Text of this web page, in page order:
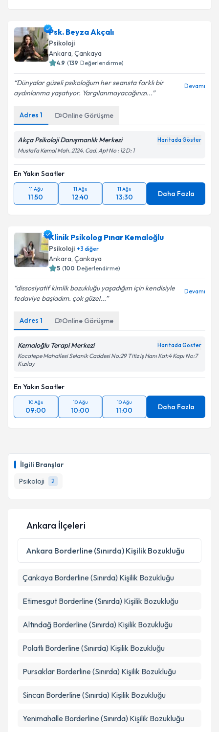
İlgili Branşlar
Psikoloji
2
Psk. Beyza Akçalı
Psikoloji
Ankara, Çankaya
4.9 (139 Değerlendirme)
Dünyalar güzeli psikoloğum her seansta farklı bir
aydınlanma yaşatıyor. Yargılanmayacağınızı...
Devamı
Adres 1 Online Görüşme
Akça Psikoloji Danışmanlık Merkezi Haritada Göster
Mustafa Kemal Mah. 2124. Cad. Apt No : 12 D: 1
En Yakın Saatler
11 Ağu
11:50
11 Ağu
12:40
11 Ağu
13:30 Daha Fazla
Klinik Psikolog Pınar Kemaloğlu
Psikoloji +3 diğer
Ankara, Çankaya
5 (100 Değerlendirme)
dissosiyatif kimlik bozukluğu yaşadığım için kendisiyle
tedaviye başladım. çok güzel...
Devamı
Adres 1 Online Görüşme
Kemaloğlu Terapi Merkezi Haritada Göster
Kocatepe Mahallesi Selanik Caddesi No:29 Titiz iş Hanı Kat:4 Kapı No:7
Kızılay
En Yakın Saatler
10 Ağu
09:00
10 Ağu
10:00
10 Ağu
11:00 Daha Fazla
Ankara İlçeleri
Ankara Borderline (Sınırda) Kişilik Bozukluğu
Çankaya Borderline (Sınırda) Kişilik Bozukluğu
Etimesgut Borderline (Sınırda) Kişilik Bozukluğu
Altındağ Borderline (Sınırda) Kişilik Bozukluğu
Polatlı Borderline (Sınırda) Kişilik Bozukluğu
Pursaklar Borderline (Sınırda) Kişilik Bozukluğu
Sincan Borderline (Sınırda) Kişilik Bozukluğu
Yenimahalle Borderline (Sınırda) Kişilik Bozukluğu